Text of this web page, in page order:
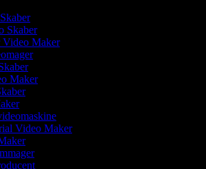
Skaber
Video Maker
Maker
Video Maker